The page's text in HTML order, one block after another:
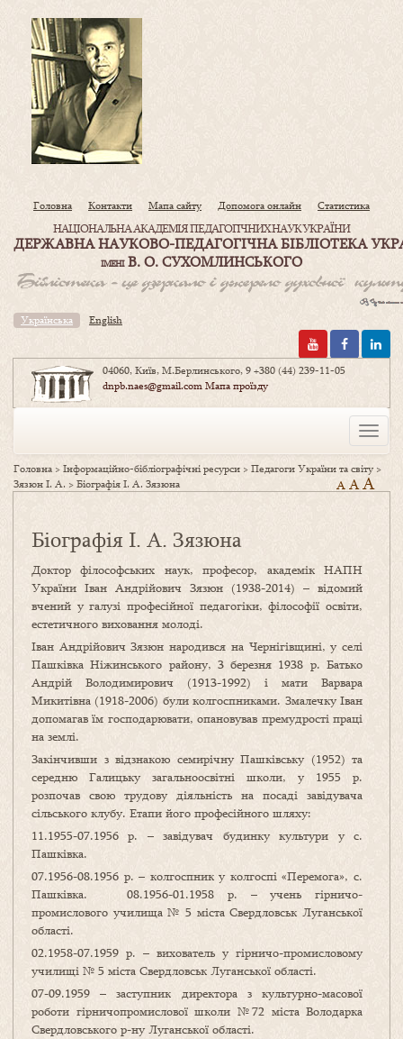
Головна Контакти Мапа сайту Допомога онлайн Статистика
НАЦІОНАЛЬНА АКАДЕМІЯ ПЕДАГОГІЧНИХ НАУК УКРАЇНИ
ДЕРЖАВНА НАУКОВО-ПЕДАГОГІЧНА БІБЛІОТЕКА
ІМЕНІВ. О. СУХОМЛИНСЬКОГО
Українська English
04060, Київ, М.Берлинського, 9+380 (44) 239-11-05
dnpb.naes@gmail.comМапа проїзду
Toggle
Головна >Інформаційно-бібліографічні ресурси >Педагоги України та світу>
Зязюн І. А. >Біографія І. А. Зязюна A AA
Біографія І. А. Зязюна
Доктор філософських наук, професор, академік НАПН
України Іван Андрійович Зязюн (1938-2014) – відомий
вчений у галузі професійної педагогіки, філософії освіти,
естетичного виховання молоді.
Іван Андрійович Зязюн народився на Чернігівщині, у селі
Пашківка Ніжинського району, 3 березня 1938 р. Батько
Андрій Володимирович (1913-1992) і мати Варвара
Микитівна (1918-2006) були колгоспниками. Змалечку Іван
допомагав їм господарювати, опановував премудрості праці
на землі.
Закінчивши з відзнакою семирічну Пашківську (1952) та
середню Галицьку загальноосвітні школи, у 1955 р.
розпочав свою трудову діяльність на посаді завідувача
сільського клубу. Етапи його професійного шляху:
11.1955-07.1956 р. – завідувач будинку культури у с.
Пашківка.
07.1956-08.1956 р. – колгоспник у колгоспі «Перемога», с.
Пашківка. 08.1956-01.1958 р. – учень гірничо-
промислового училища № 5 міста Свердловськ Луганської
області.
02.1958-07.1959 р. – вихователь у гірничо-промисловому
училищі № 5 міста Свердловськ Луганської області.
07-09.1959 – заступник директора з культурно-масової
роботи гірничопромислової школи №72 міста Володарка
Свердловського р-ну Луганської області.